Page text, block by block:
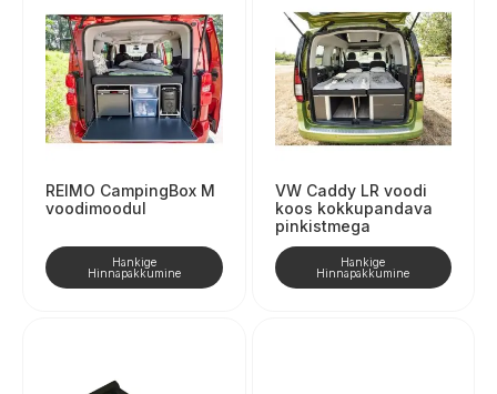
REIMO CampingBox M
voodimoodul
Hankige
Hinnapakkumine
VW Caddy LR voodi
koos kokkupandava
pinkistmega
Hankige
Hinnapakkumine